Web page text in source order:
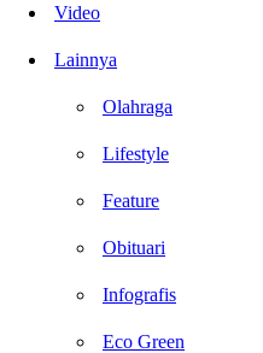
Video
Lainnya
Olahraga
Lifestyle
Feature
Obituari
Infografis
Eco Green